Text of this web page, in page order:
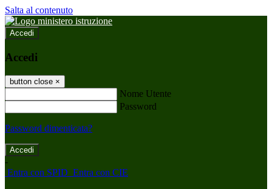
Salta al contenuto
Accedi
Accedi
button close ×
Nome Utente
Password
Password dimenticata?
-
Entra con SPID Entra con CIE